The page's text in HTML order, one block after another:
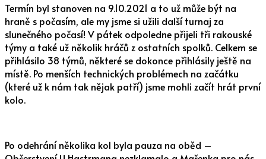
Termín byl stanoven na 9.10.2021 a to už může být na
hraně s počasím, ale my jsme si užili další turnaj za
slunečného počasí! V pátek odpoledne přijeli tři rakouské
týmy a také už několik hráčů z ostatních spolků. Celkem se
přihlásilo 38 týmů, některé se dokonce přihlásily ještě na
místě. Po menších technických problémech na začátku
(které už k nám tak nějak patří) jsme mohli začít hrát první
kolo.
Po odehrání několika kol byla pauza na oběd –